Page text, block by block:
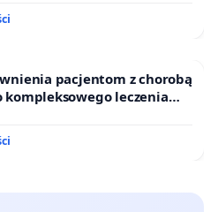
pacjentom z chorobą
kompleksowego leczenia